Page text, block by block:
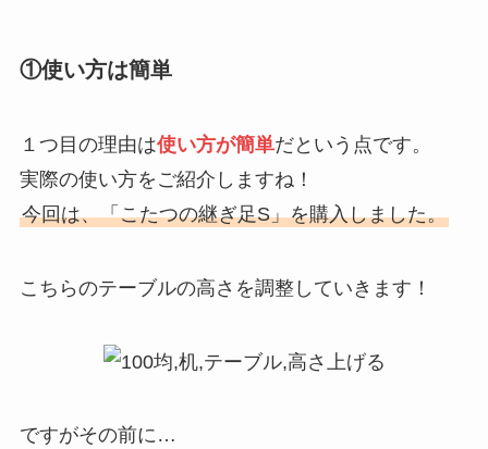
①使い方は簡単
１つ目の理由は使い方が簡単だという点です。
実際の使い方をご紹介しますね！
今回は、「こたつの継ぎ足S」を購入しました。
こちらのテーブルの高さを調整していきます！
ですがその前に…